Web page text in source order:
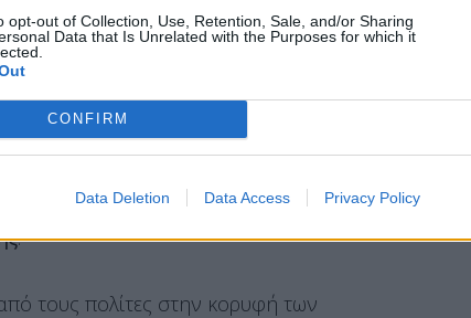
opt-out of Collection, Use, Retention, Sale, and/or Sharing
Data that Is Unrelated with the Purposes for which it
CONFIRM
Data Deletion Data Access Privacy Policy
εργαλεία ελέγχου και διαφάνειας,
δύναμη επιλογής για τον
όχι, αλλά θα δώσει δύναμη στον
ποιο σούπερ μάρκετ ή ποιο
καλύτερη τιμή»,τόνισε χθες μιλώντας σε
.
τους πολίτες στην κορυφή των